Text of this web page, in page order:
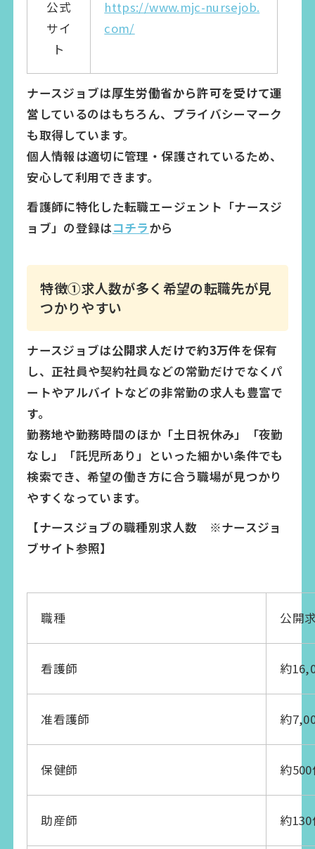
公式
サイ
ト
https://www.mjc-nursejob.
com/
ナースジョブは厚生労働省から許可を受けて運
営 しているのはもちろん、プライバシーマーク
も取得しています。
個人情報は適切に管理・保護されているため、
安心して利用できます。
看護師に特化した転職エージェント「ナースジ
ョブ」の登録はコチラから
特徴①求人数が多く希望の転職先が見
つかりやすい
ナースジョブは公開求人だけで約3万件を保有
し、正社員や契約社員などの常勤だけでなくパ
ートやアルバイトなどの非常勤の求人も豊富で
す。
勤務地や勤務時間のほか「土日祝休み」「夜勤
なし」「託児所あり」といった細かい条件でも
検索でき、希望の働き方に合う職場が見つかり
やすくなっています。
【ナースジョブの職種別求人数 ※ナースジョ
ブサイト参照】
職種 公開
看護師 約
准看護師 約
保健師 約
助産師 約